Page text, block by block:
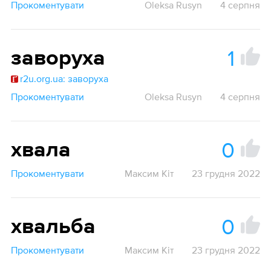
Прокоментувати Oleksa Rusyn 4 серпня
заворуха 1
r2u.org.ua: заворуха
Прокоментувати
Oleksa Rusyn 4 серпня
хвала 0
Прокоментувати Максим Кіт 23 грудня 2022
хвальба 0
Прокоментувати Максим Кіт 23 грудня 2022